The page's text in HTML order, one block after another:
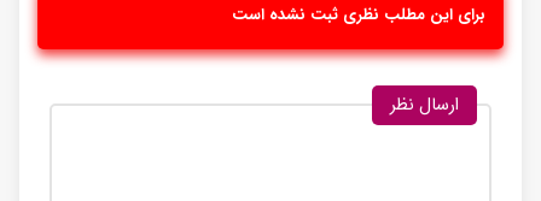
برای این مطلب نظری ثبت نشده است
ارسال نظر